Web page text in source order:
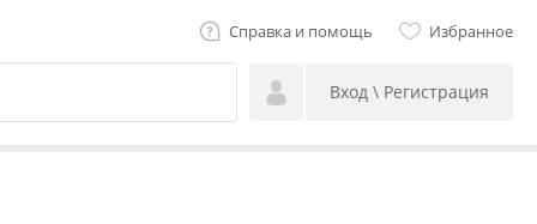
Справка и помощь Избранное
Вход \ Регистрация